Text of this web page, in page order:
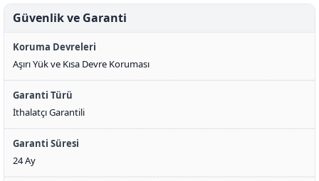
Güvenlik ve Garanti
Koruma Devreleri
Aşırı Yük ve Kısa Devre Koruması
Garanti Türü
İthalatçı Garantili
Garanti Süresi
24 Ay